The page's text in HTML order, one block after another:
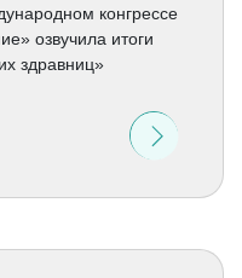
конгрессе
озвучила итоги
здравниц»